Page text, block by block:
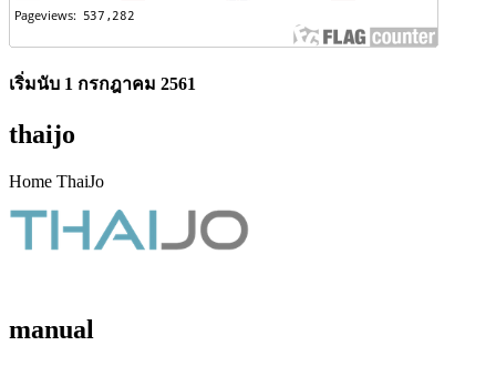
เริ่มนับ 1 กรกฎาคม 2561
thaijo
Home ThaiJo
manual